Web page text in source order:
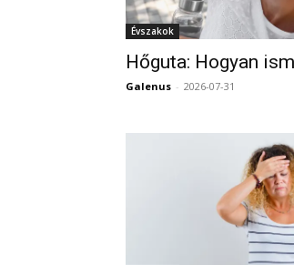
Évszakok
Hőguta: Hogyan
Galenus - 2026-07-31